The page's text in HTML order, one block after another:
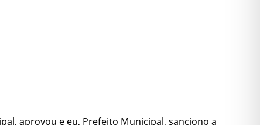
aprovou e eu, Prefeito Municipal, sanciono a